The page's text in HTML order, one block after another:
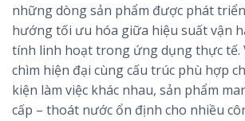
những dòng sản phẩm được phát
hướng tối ưu hóa giữa hiệu suất vận
tính linh hoạt trong ứng dụng thực tế.
chìm hiện đại cùng cấu trúc phù hợp
kiện làm việc khác nhau, sản phẩm
cấp – thoát nước ổn định cho nhiều